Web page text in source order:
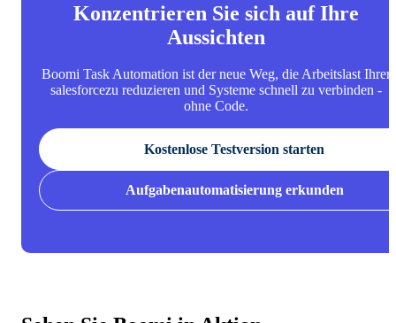
Konzentrieren Sie sich auf Ihre
Aussichten
Boomi Task Automation ist der neue Weg, die Arbeitslast Ihrer
salesforcezu reduzieren und Systeme schnell zu verbinden -
ohne Code.
Kostenlose Testversion starten
Aufgabenautomatisierung erkunden